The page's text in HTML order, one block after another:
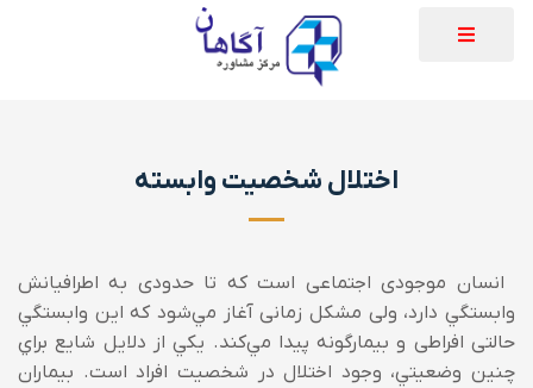
اختلال شخصیت وابسته
انسان موجودی اجتماعی است که تا حدودی به اطرافيانش
وابستگي دارد، ولی مشکل زمانی آغاز مي‌‌شود که اين وابستگي
حالتی افراطی و بيمارگونه پيدا مي‌‌کند. يکي از دلايل شايع براي
چنين وضعيتي، وجود اختلال در شخصيت افراد است. بيماران